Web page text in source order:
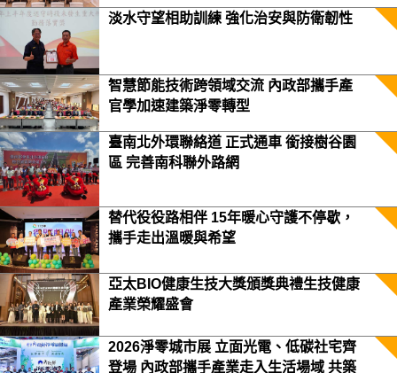
淡水守望相助訓練 強化治安與防衛韌性
智慧節能技術跨領域交流 內政部攜手產
官學加速建築淨零轉型
臺南北外環聯絡道 正式通車 銜接樹谷園
區 完善南科聯外路網
替代役役路相伴 15年暖心守護不停歇，
攜手走出溫暖與希望
亞太BIO健康生技大獎頒獎典禮生技健康
產業榮耀盛會
2026淨零城市展 立面光電、低碳社宅齊
登場 內政部攜手產業走入生活場域 共築